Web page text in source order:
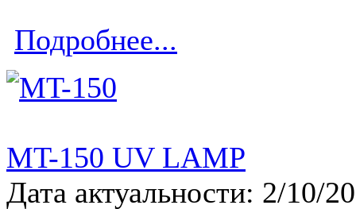
Подробнее...
MT-150 UV LAMP
Дата актуальности: 2/10/